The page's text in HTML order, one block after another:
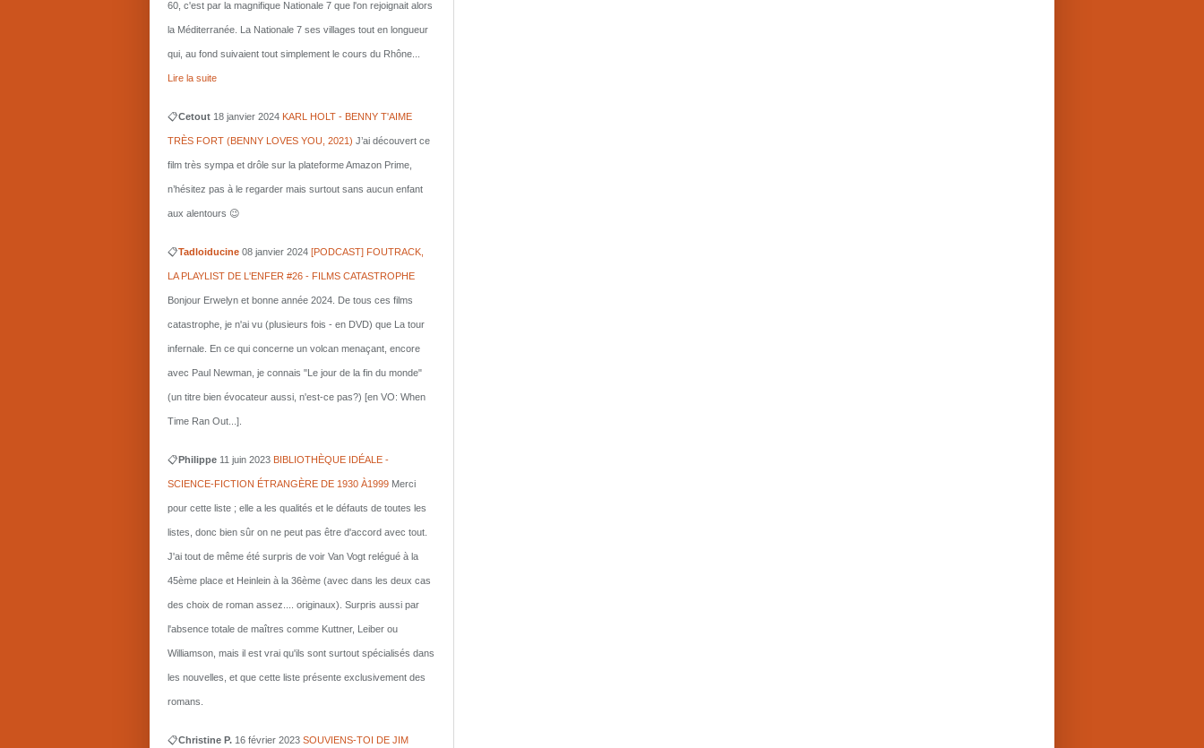
60, c'est par la magnifique Nationale 7 que l'on rejoignait alors
la Méditerranée. La Nationale 7 ses villages tout en longueur
qui, au fond suivaient tout simplement le cours du Rhône...
Lire la suite
📋Cetout 18 janvier 2024 KARL HOLT - BENNY T'AIME
TRÈS FORT (BENNY LOVES YOU, 2021) J’ai découvert ce
film très sympa et drôle sur la plateforme Amazon Prime,
n’hésitez pas à le regarder mais surtout sans aucun enfant
aux alentours 😉
📋Tadloiducine 08 janvier 2024 [PODCAST] FOUTRACK,
LA PLAYLIST DE L'ENFER #26 - FILMS CATASTROPHE
Bonjour Erwelyn et bonne année 2024. De tous ces films
catastrophe, je n'ai vu (plusieurs fois - en DVD) que La tour
infernale. En ce qui concerne un volcan menaçant, encore
avec Paul Newman, je connais "Le jour de la fin du monde"
(un titre bien évocateur aussi, n'est-ce pas?) [en VO: When
Time Ran Out...].
📋Philippe 11 juin 2023 BIBLIOTHÈQUE IDÉALE -
SCIENCE-FICTION ÉTRANGÈRE DE 1930 À1999 Merci
pour cette liste ; elle a les qualités et le défauts de toutes les
listes, donc bien sûr on ne peut pas être d'accord avec tout.
J'ai tout de même été surpris de voir Van Vogt relégué à la
45ème place et Heinlein à la 36ème (avec dans les deux cas
des choix de roman assez.... originaux). Surpris aussi par
l'absence totale de maîtres comme Kuttner, Leiber ou
Williamson, mais il est vrai qu'ils sont surtout spécialisés dans
les nouvelles, et que cette liste présente exclusivement des
romans.
📋Christine P. 16 février 2023 SOUVIENS-TOI DE JIM